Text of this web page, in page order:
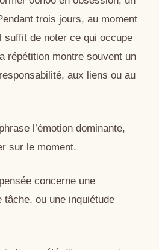
trois jours, au moment
suffit de noter ce qui occupe
répétition montre souvent un
aux liens ou au
l’émotion dominante,
sur le moment.
concerne une
tâche, ou une inquiétude